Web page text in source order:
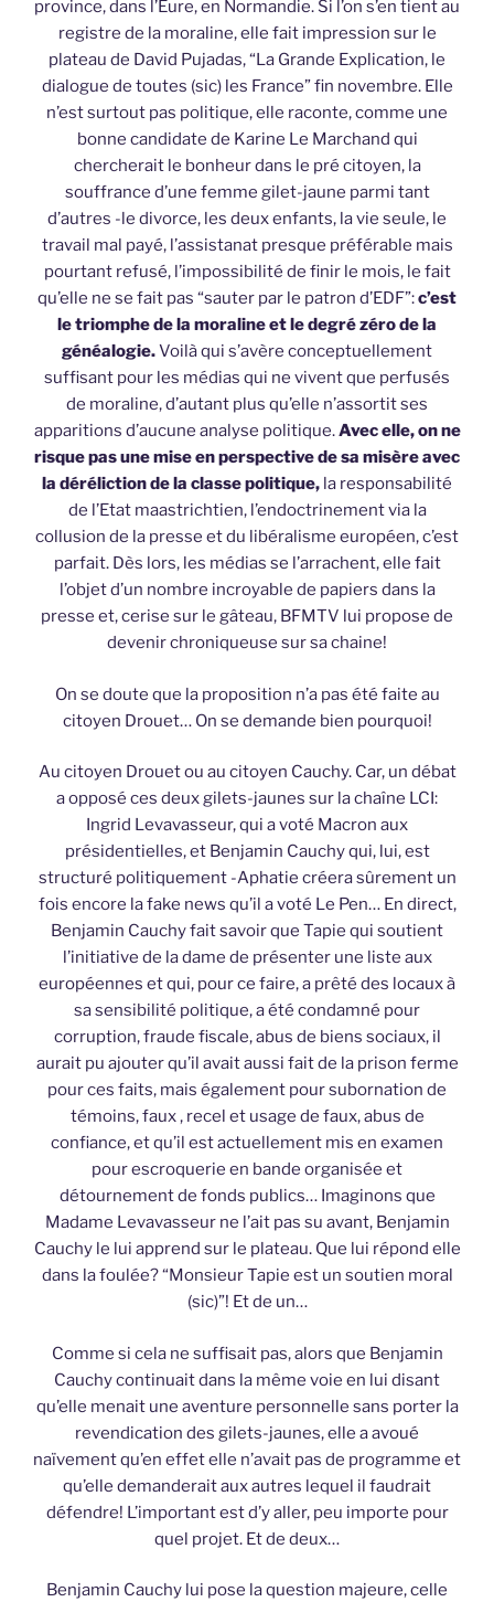
province, dans l’Eure, en Normandie. Si l’on s’en tient au
registre de la moraline, elle fait impression sur le
plateau de David Pujadas, “La Grande Explication, le
dialogue de toutes (sic) les France” fin novembre. Elle
n’est surtout pas politique, elle raconte, comme une
bonne candidate de Karine Le Marchand qui
chercherait le bonheur dans le pré citoyen, la
souffrance d’une femme gilet-jaune parmi tant
d’autres -le divorce, les deux enfants, la vie seule, le
travail mal payé, l’assistanat presque préférable mais
pourtant refusé, l’impossibilité de finir le mois, le fait
qu’elle ne se fait pas “sauter par le patron d’EDF”:c’est
le triomphe de la moraline et le degré zéro de la
généalogie.Voilà qui s’avère conceptuellement
suffisant pour les médias qui ne vivent que perfusés
de moraline, d’autant plus qu’elle n’assortit ses
apparitions d’aucune analyse politique.Avec elle, on ne
risque pas une mise en perspective de sa misère avec
la déréliction de la classe politique, la responsabilité
de l’Etat maastrichtien, l’endoctrinement via la
collusion de la presse et du libéralisme européen, c’est
parfait. Dès lors, les médias se l’arrachent, elle fait
l’objet d’un nombre incroyable de papiers dans la
presse et, cerise sur le gâteau, BFMTV lui propose de
devenir chroniqueuse sur sa chaine!
On se doute que la proposition n’a pas été faite au
citoyen Drouet… On se demande bien pourquoi!
Au citoyen Drouet ou au citoyen Cauchy. Car, un débat
a opposé ces deux gilets-jaunes sur la chaîne LCI:
Ingrid Levavasseur, qui a voté Macron aux
présidentielles, et Benjamin Cauchy qui, lui, est
structuré politiquement -Aphatie créera sûrement un
fois encore la fake news qu’il a voté Le Pen… En direct,
Benjamin Cauchy fait savoir que Tapie qui soutient
l’initiative de la dame de présenter une liste aux
européennes et qui, pour ce faire, a prêté des locaux à
sa sensibilité politique, a été condamné pour
corruption, fraude fiscale, abus de biens sociaux, il
aurait pu ajouter qu’il avait aussi fait de la prison ferme
pour ces faits, mais également pour subornation de
témoins, faux , recel et usage de faux, abus de
confiance, et qu’il est actuellement mis en examen
pour escroquerie en bande organisée et
détournement de fonds publics… Imaginons que
Madame Levavasseur ne l’ait pas su avant, Benjamin
Cauchy le lui apprend sur le plateau. Que lui répond elle
dans la foulée? “Monsieur Tapie est un soutien moral
(sic)”! Et de un…
Comme si cela ne suffisait pas, alors que Benjamin
Cauchy continuait dans la même voie en lui disant
qu’elle menait une aventure personnelle sans porter la
revendication des gilets-jaunes, elle a avoué
naïvement qu’en effet elle n’avait pas de programme et
qu’elle demanderait aux autres lequel il faudrait
défendre! L’important est d’y aller, peu importe pour
quel projet. Et de deux…
Benjamin Cauchy lui pose la question majeure, celle